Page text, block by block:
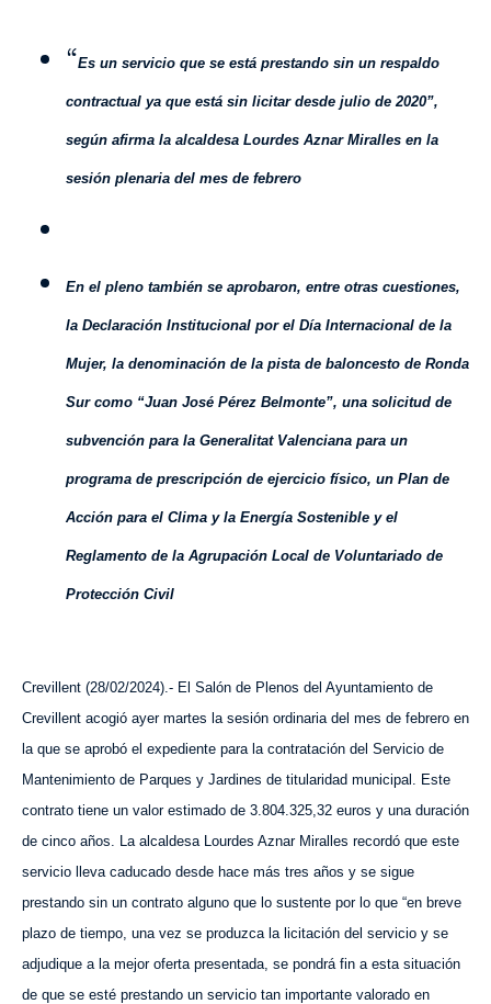
“Es un servicio que se está prestando sin un respaldo
contractual ya que está sin licitar desde julio de 2020”,
según afirma la alcaldesa Lourdes Aznar Miralles en la
sesión plenaria del mes de febrero
En el pleno también se aprobaron, entre otras cuestiones,
la Declaración Institucional por el Día Internacional de la
Mujer, la denominación de la pista de baloncesto de Ronda
Sur como “Juan José Pérez Belmonte”, una solicitud de
subvención para la Generalitat Valenciana para un
programa de prescripción de ejercicio físico, un Plan de
Acción para el Clima y la Energía Sostenible y el
Reglamento de la Agrupación Local de Voluntariado de
Protección Civil
Crevillent (28/02/2024).- El Salón de Plenos del Ayuntamiento de
Crevillent acogió ayer martes la sesión ordinaria del mes de febrero en
la que se aprobó el expediente para la contratación del Servicio de
Mantenimiento de Parques y Jardines de titularidad municipal. Este
contrato tiene un valor estimado de 3.804.325,32 euros y una duración
de cinco años. La alcaldesa Lourdes Aznar Miralles recordó que este
servicio lleva caducado desde hace más tres años y se sigue
prestando sin un contrato alguno que lo sustente por lo que “en breve
plazo de tiempo, una vez se produzca la licitación del servicio y se
adjudique a la mejor oferta presentada, se pondrá fin a esta situación
de que se esté prestando un servicio tan importante valorado en